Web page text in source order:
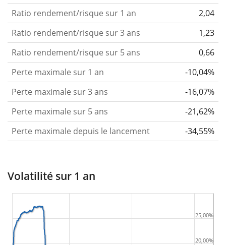
Ratio rendement/risque sur 1 an
2,04
Ratio rendement/risque sur 3 ans
1,23
Ratio rendement/risque sur 5 ans
0,66
Perte maximale sur 1 an
-10,04%
Perte maximale sur 3 ans
-16,07%
Perte maximale sur 5 ans
-21,62%
Perte maximale depuis le lancement
-34,55%
Volatilité sur 1 an
20,00%
25,00%